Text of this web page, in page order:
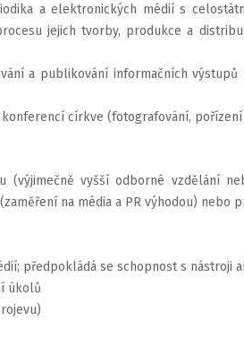
a elektronických médií s
jejich tvorby, produkce a
a publikování informačních výstupů
církve (fotografování,
(výjimečně vyšší odborné vzdělání
na média a PR výhodou) nebo
předpokládá se schopnost s nástroji
úkolů